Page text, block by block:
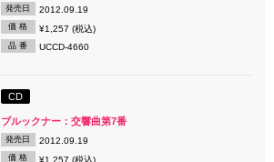
発売日 2012.09.19
価 格 ¥1,257 (税込)
品 番 UCCD-4660
CD
ブルックナー：交響曲第7番
発売日 2012.09.19
価 格 ¥1,257 (税込)